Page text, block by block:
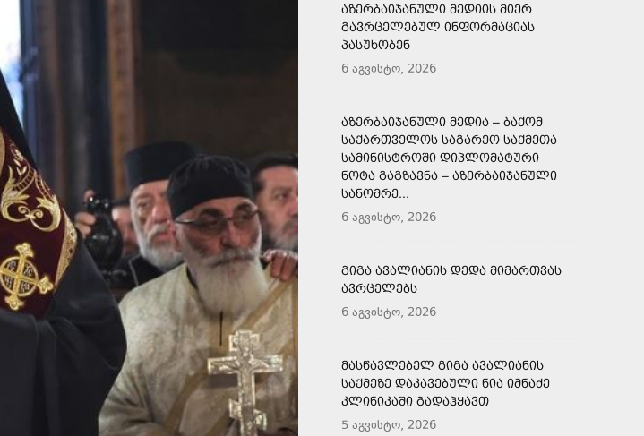
ᲐᲖᲔᲠᲑᲐᲘᲯᲐᲜᲣᲚᲘ ᲛᲔᲓᲘᲘᲡ ᲛᲘᲔᲠ
ᲒᲐᲕᲠᲪᲔᲚᲔᲑᲣᲚ ᲘᲜᲤᲝᲠᲛᲐᲪᲘᲐᲡ
ᲞᲐᲡᲣᲮᲝᲑᲔᲜ
6 აგვისტო, 2026
ᲐᲖᲔᲠᲑᲐᲘᲯᲐᲜᲣᲚᲘ ᲛᲔᲓᲘᲐ – ᲑᲐᲥᲝᲛ
ᲡᲐᲥᲐᲠᲗᲕᲔᲚᲝᲡ ᲡᲐᲒᲐᲠᲔᲝ ᲡᲐᲥᲛᲔᲗᲐ
ᲡᲐᲛᲘᲜᲘᲡᲢᲠᲝᲨᲘ ᲓᲘᲞᲚᲝᲛᲐᲢᲣᲠᲘ
ᲜᲝᲢᲐ ᲒᲐᲒᲖᲐᲕᲜᲐ – ᲐᲖᲔᲠᲑᲐᲘᲯᲐᲜᲣᲚᲘ
ᲡᲐᲜᲝᲛᲠᲔ...
6 აგვისტო, 2026
ᲒᲘᲒᲐ ᲐᲕᲐᲚᲘᲐᲜᲘᲡ ᲓᲔᲓᲐ ᲛᲘᲛᲐᲠᲗᲕᲐᲡ
ᲐᲕᲠᲪᲔᲚᲔᲑᲡ
6 აგვისტო, 2026
ᲛᲐᲡᲬᲐᲕᲚᲔᲑᲔᲚ ᲒᲘᲒᲐ ᲐᲕᲐᲚᲘᲐᲜᲘᲡ
ᲡᲐᲥᲛᲔᲖᲔ ᲓᲐᲙᲐᲕᲔᲑᲣᲚᲘ ᲜᲘᲐ ᲘᲛᲜᲐᲫᲔ
ᲙᲚᲘᲜᲘᲙᲐᲨᲘ ᲒᲐᲓᲐᲰᲧᲐᲕᲗ
5 აგვისტო, 2026